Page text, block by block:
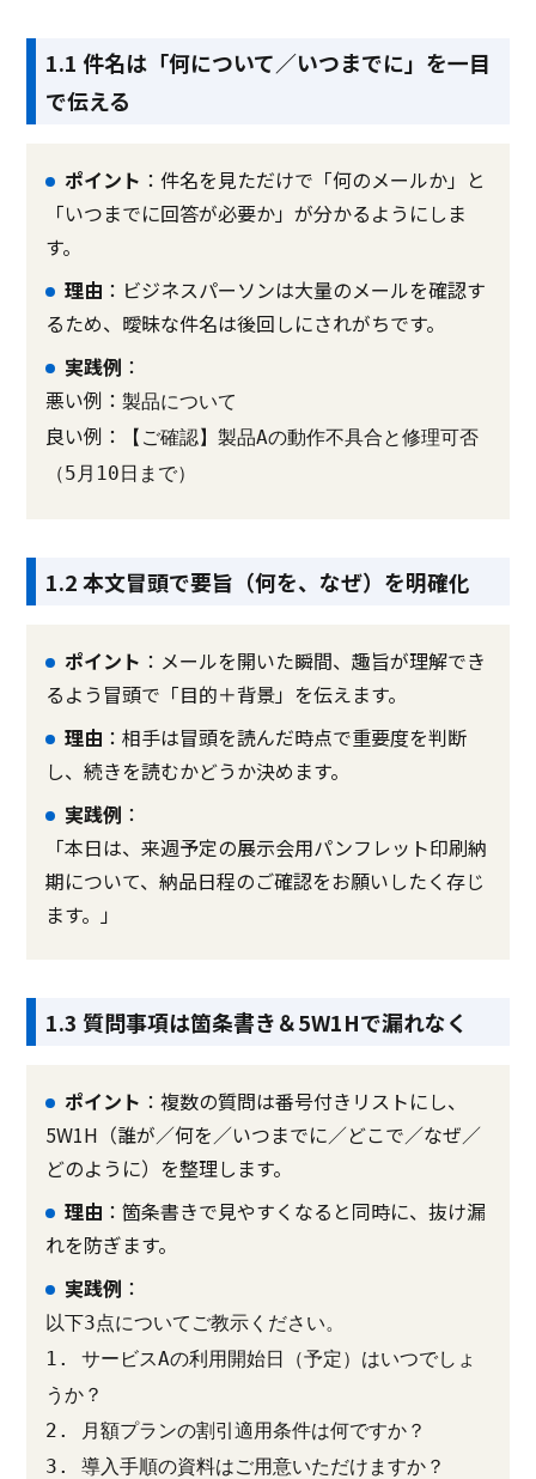
1.1 件名は「何について／いつまでに」を一目
で伝える
ポイント ：件名を見ただけで「何のメールか」と
「いつまでに回答が必要か」が分かるようにしま
す。
理由 ：ビジネスパーソンは大量のメールを確認す
るため、曖昧な件名は後回しにされがちです。
実践例 ：
悪い例：製品について
良い例：
【ご確認】製品Aの動作不具合と修理可否
（5月10日まで）
1.2 本文冒頭で要旨（何を、なぜ）を明確化
ポイント ：メールを開いた瞬間、趣旨が理解でき
るよう冒頭で「目的＋背景」を伝えます。
理由 ：相手は冒頭を読んだ時点で重要度を判断
し、続きを読むかどうか決めます。
実践例 ：
「本日は、来週予定の展示会用パンフレット印刷納
期について、納品日程のご確認をお願いしたく存じ
ます。」
1.3 質問事項は箇条書き＆5W1Hで漏れなく
ポイント ：複数の質問は番号付きリストにし、
5W1H（誰が／何を／いつまでに／どこで／なぜ／
どのように）を整理します。
理由 ：箇条書きで見やすくなると同時に、抜け漏
れを防ぎます。
実践例 ：
以下3点についてご教示ください。
1. サービスAの利用開始日（予定）はいつでしょ
うか？
2. 月額プランの割引適用条件は何ですか？
3. 導入手順の資料はご用意いただけますか？